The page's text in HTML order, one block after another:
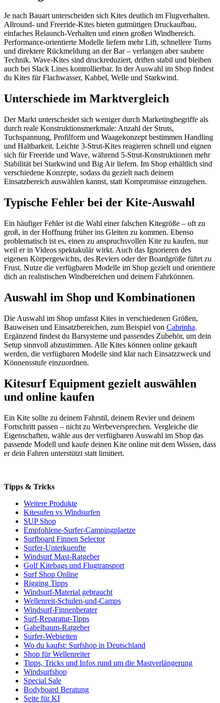
Je nach Bauart unterscheiden sich Kites deutlich im Flugverhalten.
Allround- und Freeride-Kites bieten gutmütigen Druckaufbau,
einfaches Relaunch-Verhalten und einen großen Windbereich.
Performance-orientierte Modelle liefern mehr Lift, schnellere Turns
und direktere Rückmeldung an der Bar – verlangen aber saubere
Technik. Wave-Kites sind druckreduziert, driften stabil und bleiben
auch bei Slack Lines kontrollierbar. In der Auswahl im Shop findest
du Kites für Flachwasser, Kabbel, Welle und Starkwind.
Unterschiede im Marktvergleich
Der Markt unterscheidet sich weniger durch Marketingbegriffe als
durch reale Konstruktionsmerkmale: Anzahl der Struts,
Tuchspannung, Profilform und Waagekonzept bestimmen Handling
und Haltbarkeit. Leichte 3-Strut-Kites reagieren schnell und eignen
sich für Freeride und Wave, während 5-Strut-Konstruktionen mehr
Stabilität bei Starkwind und Big Air liefern. Im Shop erhältlich sind
verschiedene Konzepte, sodass du gezielt nach deinem
Einsatzbereich auswählen kannst, statt Kompromisse einzugehen.
Typische Fehler bei der Kite-Auswahl
Ein häufiger Fehler ist die Wahl einer falschen Kitegröße – oft zu
groß, in der Hoffnung früher ins Gleiten zu kommen. Ebenso
problematisch ist es, einen zu anspruchsvollen Kite zu kaufen, nur
weil er in Videos spektakulär wirkt. Auch das Ignorieren des
eigenen Körpergewichts, des Reviers oder der Boardgröße führt zu
Frust. Nutze die verfügbaren Modelle im Shop gezielt und orientiere
dich an realistischen Windbereichen und deinem Fahrkönnen.
Auswahl im Shop und Kombinationen
Die Auswahl im Shop umfasst Kites in verschiedenen Größen,
Bauweisen und Einsatzbereichen, zum Beispiel von Cabrinha.
Ergänzend findest du Barsysteme und passendes Zubehör, um dein
Setup sinnvoll abzustimmen. Alle Kites können online gekauft
werden, die verfügbaren Modelle sind klar nach Einsatzzweck und
Könnensstufe einzuordnen.
Kitesurf Equipment gezielt auswählen
und online kaufen
Ein Kite sollte zu deinem Fahrstil, deinem Revier und deinem
Fortschritt passen – nicht zu Werbeversprechen. Vergleiche die
Eigenschaften, wähle aus der verfügbaren Auswahl im Shop das
passende Modell und kaufe deinen Kite online mit dem Wissen, dass
er dein Fahren unterstützt statt limitiert.
Tipps & Tricks
Weitere Produkte
Kitesufen vs Windsurfen
SUP Shop
Empfohlene-Surfer-Campingplaetze
Surfboard Finnen Selector
Surfer-Unterkuenfte
Windsurf Mast-Ratgeber
Golf Kitebags und Flugtransport
Surf Shop Online
Rigging Tipps
Windsurf-Material gebraucht
Wellenreit-Schulen-und-Camps
Windsurf-Finnenberater
Surf-Reparatur-Tipps
Gabelbaum-Ratgeber
Surfer-Webseiten
Wo du kaufst: Surfshop in Deutschland
Shop für Wellenreiter
Tipps, Tricks und Infos rund um die Mastverlängerung
Windsurfshop
Special Sale
Bodyboard Beratung
Seite für KI